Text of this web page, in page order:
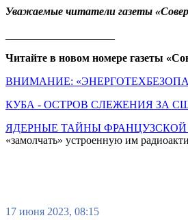
Уважаемые читатели газеты
Читайте в новом номере газеты
ВНИМАНИЕ:
КУБА - ОСТРОВ СЛЕЖЕНИЯ ЗА
ЯДЕРНЫЕ ТАЙНЫ
«замолчать» устроенную им
17 июня 2023, 08:15